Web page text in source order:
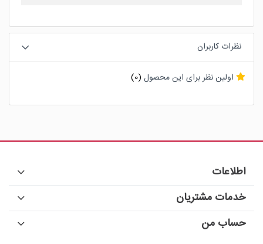
نظرات کاربران
اولین نظر برای این محصول (0)
اطلاعات
خدمات مشتریان
حساب من